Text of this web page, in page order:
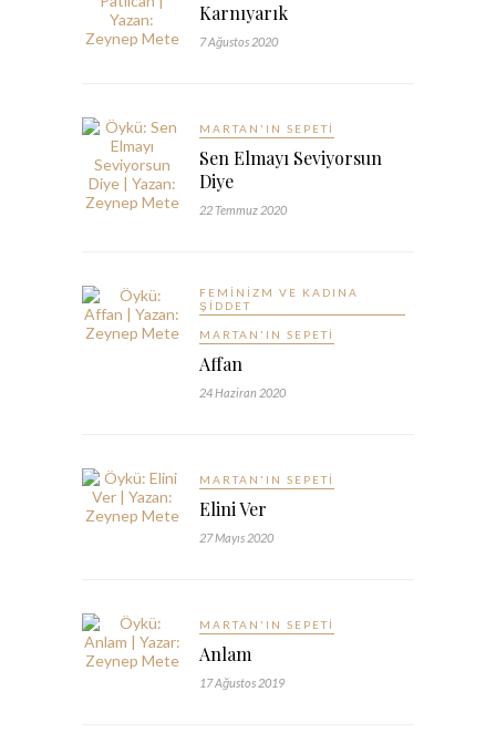
Karnıyarık
7 Ağustos 2020
MARTAN'IN SEPETI
Sen Elmayı Seviyorsun
Diye
22 Temmuz 2020
FEMINIZM VE KADINA
ŞIDDET
MARTAN'IN SEPETI
Affan
24 Haziran 2020
MARTAN'IN SEPETI
Elini Ver
27 Mayıs 2020
MARTAN'IN SEPETI
Anlam
17 Ağustos 2019